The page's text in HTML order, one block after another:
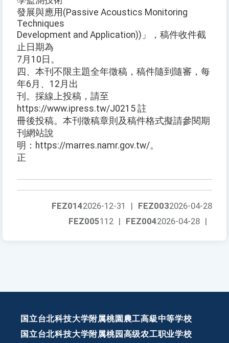
發展與應用(Passive Acoustics Monitoring
Techniques
Development and Application))」，稿件收件截
止日期為
7月10日。
四、本刊不限主題全年徵稿，稿件隨到隨審，每
年6月、12月出
刊。採線上投稿，請至
https://www.ipress.tw/J0215 註
冊後投稿。本刊徵稿章則及稿件格式擬請參閱期
刊網站說
明：https://marres.namr.gov.tw/。
正
FEZ0032026-04-28
FEZ0142026-12-31
|
FEZ0042026-04-28 |
FEZ005112 |
国立台北科技大学附属桃園農工高級中等学校
国立台北科技大学附属桃园高级农工职业学校